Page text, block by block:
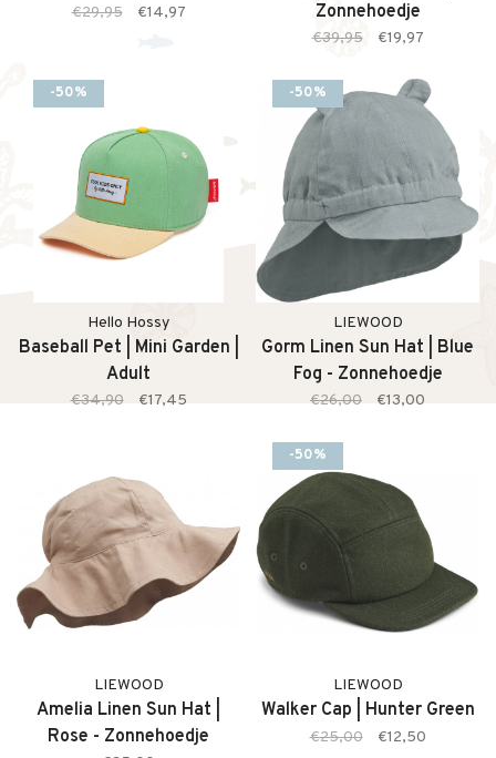
€29,95 €14,97
Zonnehoedje
€39,95 €19,97
-50%
Hello Hossy
Baseball Pet | Mini Garden |
Adult
€34,90 €17,45
-50%
LIEWOOD
Gorm Linen Sun Hat | Blue
Fog - Zonnehoedje
€26,00 €13,00
LIEWOOD
Amelia Linen Sun Hat |
Rose - Zonnehoedje
-50%
LIEWOOD
Walker Cap | Hunter Green
€25,00 €12,50